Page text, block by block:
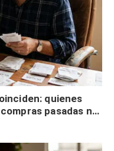
quienes
pasadas no
necesidad de